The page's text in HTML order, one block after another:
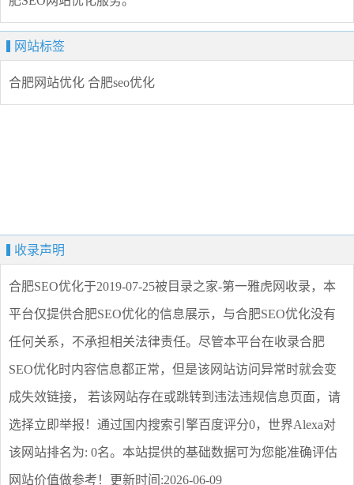
网站标签
合肥网站优化 合肥seo优化
收录声明
合肥SEO优化于2019-07-25被目录之家-第一雅虎网收录，本
平台仅提供合肥SEO优化的信息展示，与合肥SEO优化没有
任何关系，不承担相关法律责任。尽管本平台在收录合肥
SEO优化时内容信息都正常，但是该网站访问异常时就会变
成失效链接， 若该网站存在或跳转到违法违规信息页面，请
选择立即举报 ！通过国内搜索引擎百度评分0，世界Alexa对
该网站排名为: 0名。本站提供的基础数据可为您能准确评估
网站价值做参考！ 更新时间:2026-06-09